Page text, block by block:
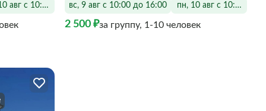
авг с 10:00 до 15:00вс, 9 авг с 10:00 до 16:00 пн, 10 авг с 10:00 до
2 500 ₽за группу, 1-10 человек